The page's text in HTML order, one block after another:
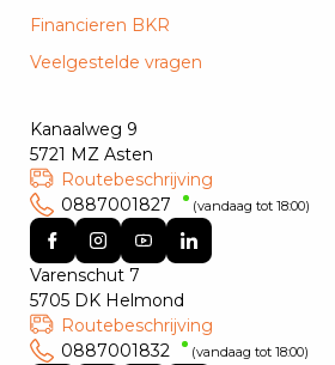
Financieren BKR
Veelgestelde vragen
Kanaalweg 9
5721 MZ Asten
Routebeschrijving
0887001827
(vandaag tot 18:00)
Varenschut 7
5705 DK Helmond
Routebeschrijving
0887001832
(vandaag tot 18:00)